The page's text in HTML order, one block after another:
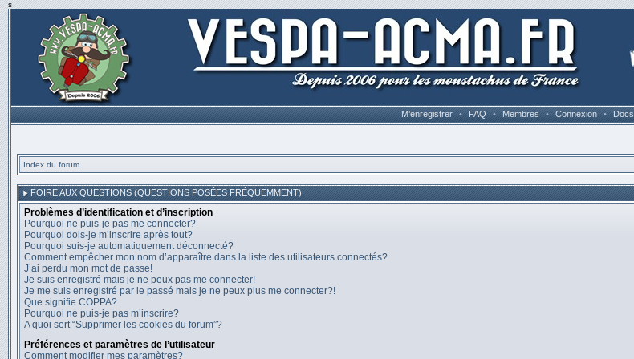
s
M’enregistrer • FAQ • Membres • Connexion • Docs
Index du forum
FOIRE AUX QUESTIONS (QUESTIONS POSÉES FRÉQUEMMENT)
Problèmes d’identification et d’inscription
Pourquoi ne puis-je pas me connecter?
Pourquoi dois-je m’inscrire après tout?
Pourquoi suis-je automatiquement déconnecté?
Comment empêcher mon nom d’apparaître dans la liste des utilisateurs connectés?
J’ai perdu mon mot de passe!
Je suis enregistré mais je ne peux pas me connecter!
Je me suis enregistré par le passé mais je ne peux plus me connecter?!
Que signifie COPPA?
Pourquoi ne puis-je pas m’inscrire?
A quoi sert “Supprimer les cookies du forum”?
Préférences et paramètres de l’utilisateur
Comment modifier mes paramètres?